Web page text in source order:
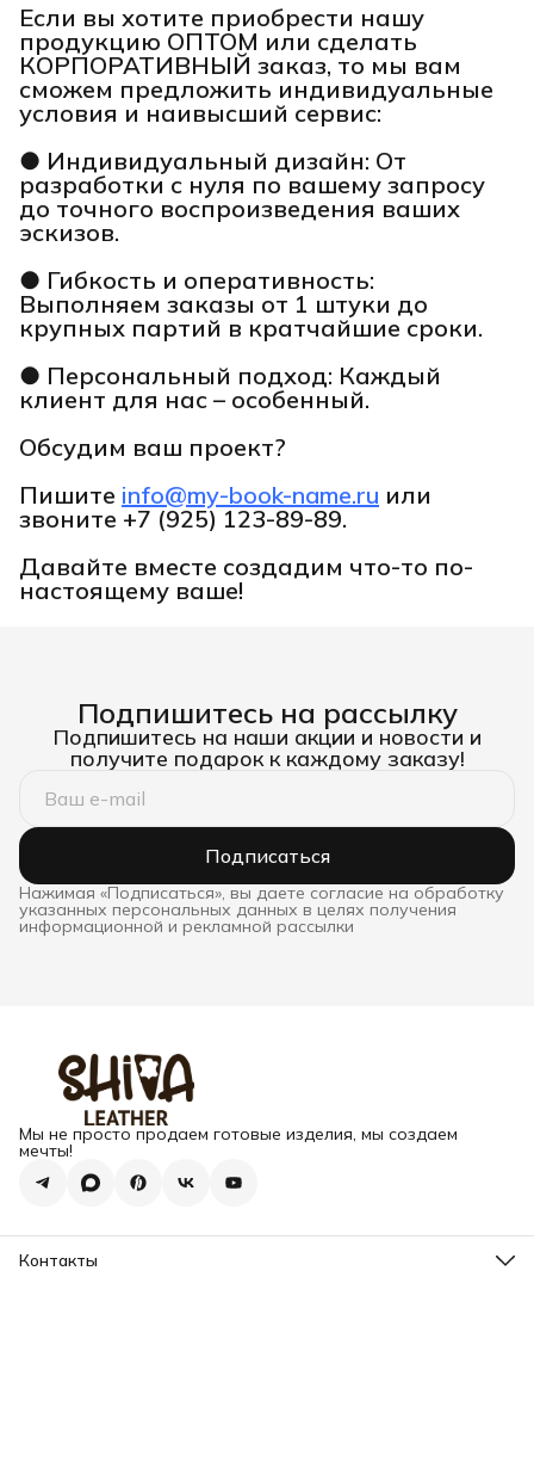
Если вы хотите приобрести нашу
продукцию ОПТОМ или сделать
КОРПОРАТИВНЫЙ заказ, то мы вам
сможем предложить индивидуальные
условия и наивысший сервис:
● Индивидуальный дизайн: От
разработки с нуля по вашему запросу
до точного воспроизведения ваших
эскизов.
● Гибкость и оперативность:
Выполняем заказы от 1 штуки до
крупных партий в кратчайшие сроки.
● Персональный подход: Каждый
клиент для нас – особенный.
Обсудим ваш проект?
Пишите info@my-book-name.ru или
звоните +7 (925) 123-89-89.
Давайте вместе создадим что-то по-
настоящему ваше!
Подпишитесь на рассылку
Подпишитесь на наши акции и новости и
получите подарок к каждому заказу!
Подписаться
Нажимая «Подписаться», вы даете согласие на обработку
указанных персональных данных в целях получения
информационной и рекламной рассылки
Мы не просто продаем готовые изделия, мы создаем
мечты!
Контакты